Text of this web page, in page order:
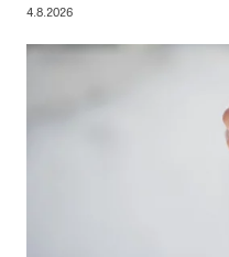
4.8.2026